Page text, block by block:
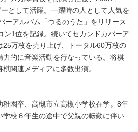
として活躍。一躍時の人として人気を
ーアルバム「つるのうた」をリリース
ン1位を記録。続いてセカンドカバーア
25万枚を売り上げ、トータル60万枚の
力的に音楽活動を行なっている。将棋
関連メディアに多数出演。
園卒、高槻市立高槻小学校在学。8年
学校６年生の途中で父親の転勤に伴い